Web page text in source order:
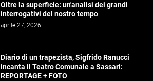
Oltre la superficie: un'analisi dei grandi
interrogativi del nostro tempo
aprile 27, 2026
Diario di un trapezista, Sigfrido Ranucci
incanta il Teatro Comunale a Sassari:
REPORTAGE + FOTO